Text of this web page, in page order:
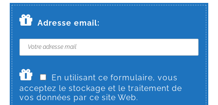
Adresse email:
En utilisant ce formulaire, vous
acceptez le stockage et le traitement de
vos données par ce site Web.